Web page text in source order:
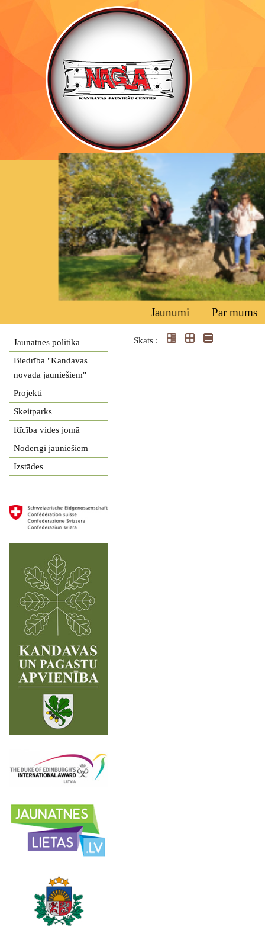
Jaunumi Par mums
Jaunatnes politika
Biedrība "Kandavas
novada jauniešiem"
Projekti
Skeitparks
Rīcība vides jomā
Noderīgi jauniešiem
Izstādes
Skats :